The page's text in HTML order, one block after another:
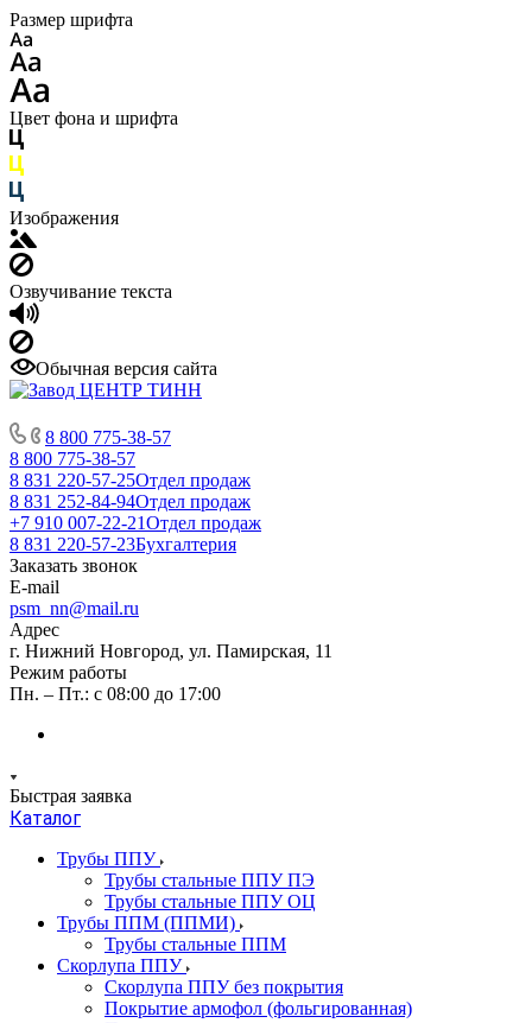
Размер шрифта
Цвет фона и шрифта
Изображения
Озвучивание текста
Обычная версия сайта
8 800 775-38-57
8 800 775-38-57
8 831 220-57-25Отдел продаж
8 831 252-84-94Отдел продаж
+7 910 007-22-21Отдел продаж
8 831 220-57-23Бухгалтерия
Заказать звонок
E-mail
psm_nn@mail.ru
Адрес
г. Нижний Новгород, ул. Памирская, 11
Режим работы
Пн. – Пт.: с 08:00 до 17:00
Быстрая заявка
Каталог
Трубы ППУ
Трубы стальные ППУ ПЭ
Трубы стальные ППУ ОЦ
Трубы ППМ (ППМИ)
Трубы стальные ППМ
Скорлупа ППУ
Скорлупа ППУ без покрытия
Покрытие армофол (фольгированная)